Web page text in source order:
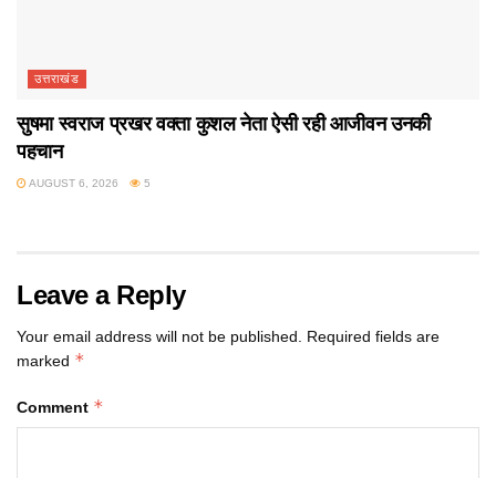
उत्तराखंड
सुषमा स्वराज प्रखर वक्ता कुशल नेता ऐसी रही आजीवन उनकी
पहचान
AUGUST 6, 2026 5
Leave a Reply
Your email address will not be published. Required fields are
marked *
Comment *